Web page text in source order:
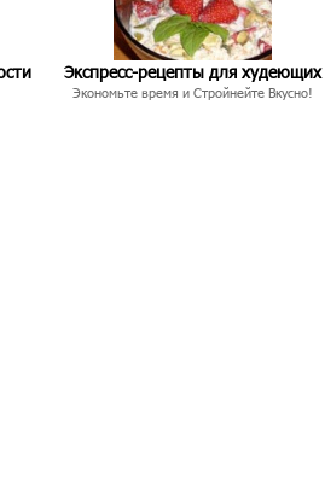
Экспресс-рецепты для худеющих
Экономьте время и Стройнейте Вкусно!